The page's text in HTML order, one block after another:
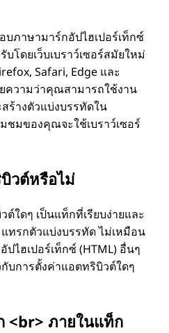
บภาษามาร์กอัปไฮเปอร์เท็กซ์
โดยเว็บเบราว์เซอร์สมัยใหม่
Safari, Edge และ
ความว่าคุณสามารถใช้งาน
ร้างตัวแบ่งบรรทัดใน
ชมของคุณจะใช้เบราว์เซอร์
วต์หรือไม่
ใดๆ เป็นแท็กที่เรียบง่ายและ
ทรกตัวแบ่งบรรทัด ไม่เหมือน
ไฮเปอร์เท็กซ์ (HTML) อื่นๆ
บการตั้งค่าแอตทริบิวต์ใดๆ
<br> ภายในแท็ก